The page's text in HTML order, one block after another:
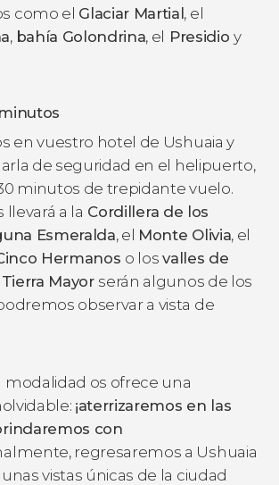
como el Glaciar Martial, el
, bahía Golondrina, el Presidio y
en vuestro hotel de Ushuaia y
de seguridad en el helipuerto,
minutos de trepidante vuelo.
llevará a la Cordillera de los
Esmeralda, el Monte Olivia, el
Hermanos o losvalles de
Mayor serán algunos de los
observar a vista de
modalidad os ofrece una
¡aterrizaremos en las
con
regresaremos a Ushuaia
vistas únicas de la ciudad